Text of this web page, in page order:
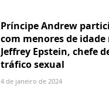
Príncipe Andrew
com menores de
Jeffrey Epstein, chefe
tráfico sexual
4 de janeiro de 2024